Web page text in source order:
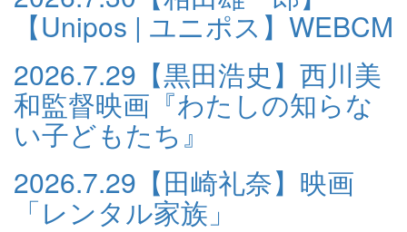
【Unipos | ユニポス】WEBCM
2026.7.29 【黒田浩史】西川美
和監督映画『わたしの知らな
い子どもたち』
2026.7.29 【田崎礼奈】映画
「レンタル家族」